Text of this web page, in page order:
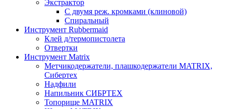
Экстрактор
С двумя реж. кромками (клиновой)
Спиральный
Инструмент Rubbermaid
Клей д/термопистолета
Отвертки
Инструмент Matrix
Метчикодержатели, плашкодержатели MATRIX,
Сибертех
Надфили
Напильник СИБРТЕХ
Топорище MATRIX